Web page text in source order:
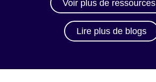
Voir plus de ressources
Lire plus de blogs